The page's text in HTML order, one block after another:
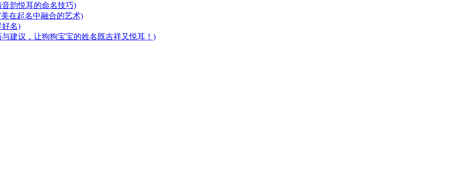
韵悦耳的命名技巧)
在起名中融合的艺术)
好名)
建议，让狗狗宝宝的姓名既吉祥又悦耳！)